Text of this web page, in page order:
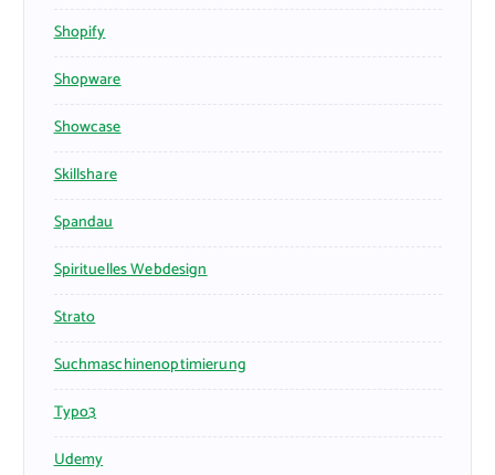
Shopify
Shopware
Showcase
Skillshare
Spandau
Spirituelles Webdesign
Strato
Suchmaschinenoptimierung
Typo3
Udemy